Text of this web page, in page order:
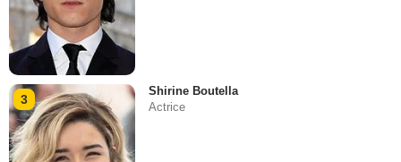
3
Shirine Boutella
Actrice